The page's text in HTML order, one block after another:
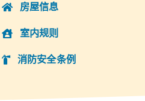
房屋信息
室内规则
消防安全条例